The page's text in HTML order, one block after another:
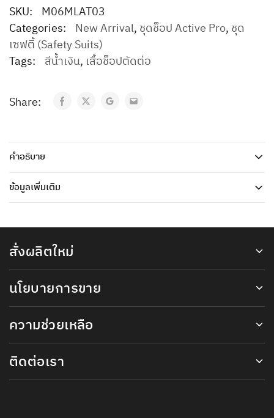
SKU: M06MLAT03
Categories: New Arrival, ชุดช็อป Active Pro, ชุด
เซฟตี้ (Safety Suits)
Tags: สีน้ำเงิน, เสื้อช็อปตัดต่อ
Share:
คำอธิบาย
ข้อมูลเพิ่มเติม
สั่งผลิตใหม่
นโยบายการขาย
ความช่วยเหลือ
ติดต่อเรา